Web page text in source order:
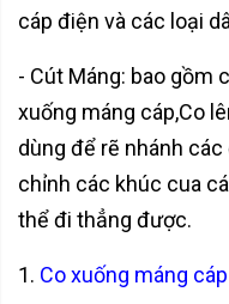
cáp điện và các loại
- Cút Máng: bao gồm
xuống máng cáp,Co
dùng để rẽ nhánh
chỉnh các khúc cua
thể đi thẳng được.
1. Co xuống máng cáp